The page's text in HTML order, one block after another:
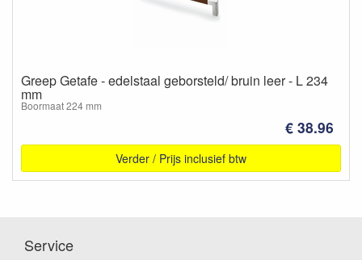
Greep Getafe - edelstaal geborsteld/ bruin leer - L 234
mm
Boormaat 224 mm
€ 38.96
Verder / Prijs inclusief btw
Service